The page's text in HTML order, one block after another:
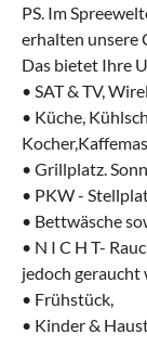
PS. Im
erhalten unsere
Das bietet Ihre
• SAT & TV,
• Küche,
• Grillplatz.
• PKW -
• Bettwäsche
• N I C H T-
jedoch geraucht
• Frühstück,
• Kinder &